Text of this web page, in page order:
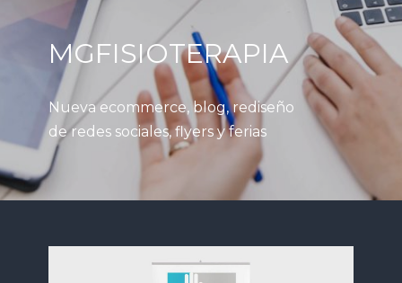
MGFISIOTERAPIA
Nueva ecommerce, blog, rediseño
de redes sociales, flyers y ferias